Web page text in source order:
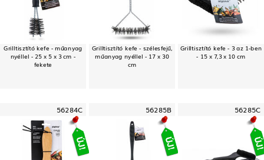
Grilltisztító kefe - műanyag
nyéllel - 25 x 5 x 3 cm -
fekete
Grilltisztító kefe - szélesfejű,
műanyag nyéllel - 17 x 30
cm
Grilltisztító kefe - 3 az 1-ben
- 15 x 7,3 x 10 cm
56284C 56285B 56285C